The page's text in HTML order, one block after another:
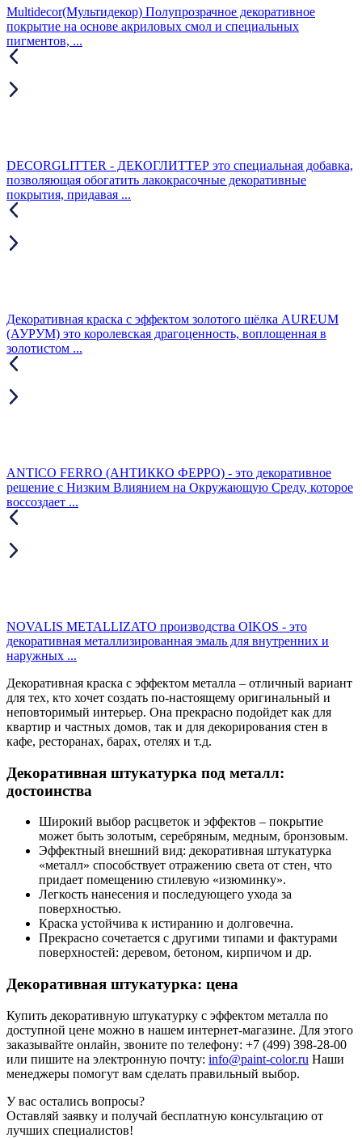
Multidecor(Мультидекор) Полупрозрачное декоративное
покрытие на основе акриловых смол и специальных
пигментов, ...
DECORGLITTER - ДЕКОГЛИТТЕР это специальная добавка,
позволяющая обогатить лакокрасочные декоративные
покрытия, придавая ...
Декоративная краска с эффектом золотого шёлка AUREUM
(АУРУМ) это королевская драгоценность, воплощенная в
золотистом ...
ANTICO FERRO (АНТИККО ФЕРРО) - это декоративное
решение с Низким Влиянием на Окружающую Среду, которое
воссоздает ...
NOVALIS METALLIZATO производства OIKOS - это
декоративная металлизированная эмаль для внутренних и
наружных ...
Декоративная краска с эффектом металла – отличный вариант
для тех, кто хочет создать по-настоящему оригинальный и
неповторимый интерьер. Она прекрасно подойдет как для
квартир и частных домов, так и для декорирования стен в
кафе, ресторанах, барах, отелях и т.д.
Декоративная штукатурка под металл:
достоинства
Широкий выбор расцветок и эффектов – покрытие
может быть золотым, серебряным, медным, бронзовым.
Эффектный внешний вид: декоративная штукатурка
«металл» способствует отражению света от стен, что
придает помещению стилевую «изюминку».
Легкость нанесения и последующего ухода за
поверхностью.
Краска устойчива к истиранию и долговечна.
Прекрасно сочетается с другими типами и фактурами
поверхностей: деревом, бетоном, кирпичом и др.
Декоративная штукатурка: цена
Купить декоративную штукатурку с эффектом металла по
доступной цене можно в нашем интернет-магазине. Для этого
заказывайте онлайн, звоните по телефону: +7 (499) 398-28-00
или пишите на электронную почту: info@paint-color.ru Наши
менеджеры помогут вам сделать правильный выбор.
У вас остались вопросы?
Оставляй заявку и получай бесплатную консультацию от
лучших специалистов!